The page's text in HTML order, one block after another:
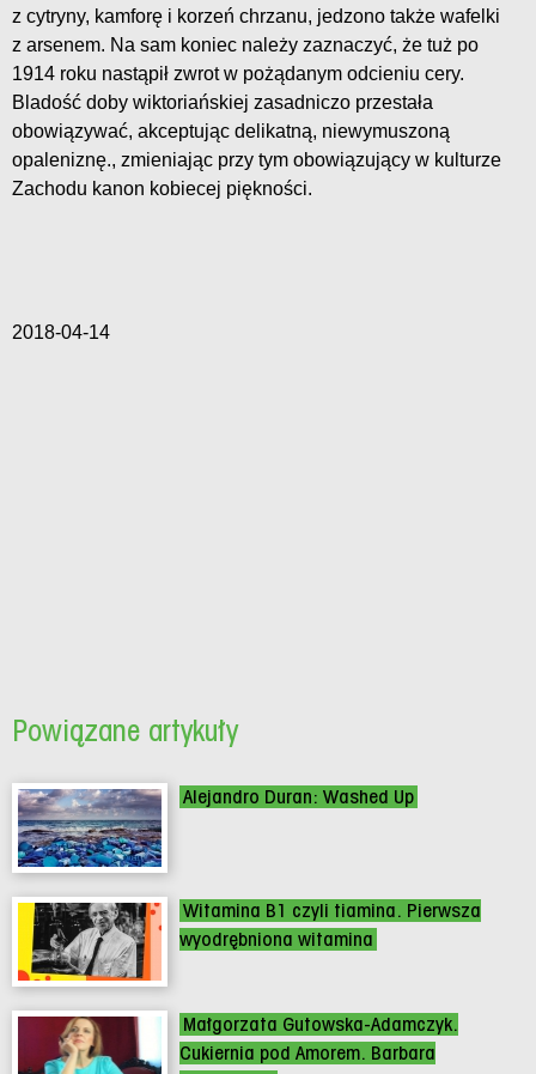
z cytryny, kamforę i korzeń chrzanu, jedzono także wafelki
z arsenem. Na sam koniec należy zaznaczyć, że tuż po
1914 roku nastąpił zwrot w pożądanym odcieniu cery.
Bladość doby wiktoriańskiej zasadniczo przestała
obowiązywać, akceptując delikatną, niewymuszoną
opaleniznę., zmieniając przy tym obowiązujący w kulturze
Zachodu kanon kobiecej piękności.
2018-04-14
Powiązane artykuły
Alejandro Duran: Washed Up
Witamina B1 czyli tiamina. Pierwsza
wyodrębniona witamina
Małgorzata Gutowska-Adamczyk.
Cukiernia pod Amorem. Barbara